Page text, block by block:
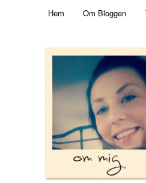
Skip to primary content
Hem Om Bloggen